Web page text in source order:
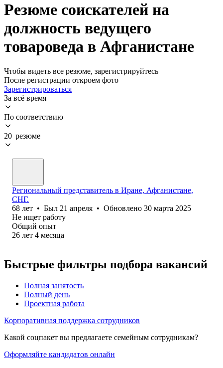
Резюме соискателей на
должность ведущего
товароведа в Афганистане
Чтобы видеть все резюме, зарегистрируйтесь
После регистрации откроем фото
Зарегистрироваться
За всё время
По соответствию
20 резюме
Региональный представитель в Иране, Афганистане,
СНГ.
68 лет • Был 21 апреля • Обновлено 30 марта 2025
Не ищет работу
Общий опыт
26 лет 4 месяца
Быстрые фильтры подбора вакансий
Полная занятость
Полный день
Проектная работа
Корпоративная поддержка сотрудников
Какой соцпакет вы предлагаете семейным сотрудникам?
Оформляйте кандидатов онлайн